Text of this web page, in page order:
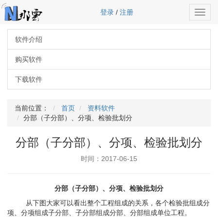
登录/ 注册
软件介绍
购买软件
下载软件
当前位置： 首页
资料软件
分部（子分部）、分项、检验批划分
分部（子分部）、分项、检验批划分
时间：2017-06-15
分部 （子分部） 、分项、 检验批划分
从下图大家可以看出整个工程组成的关系， 各个检验批组成分
项、分项组成子分部、子分部组成分部、分部组成单位工程。